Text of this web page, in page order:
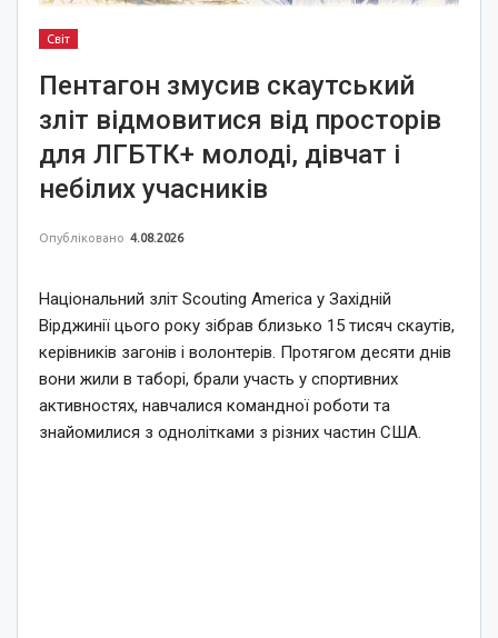
Світ
Пентагон змусив скаутський
зліт відмовитися від просторів
для ЛГБТК+ молоді, дівчат і
небілих учасників
Опубліковано 4.08.2026
Національний зліт Scouting America у Західній
Вірджинії цього року зібрав близько 15 тисяч скаутів,
керівників загонів і волонтерів. Протягом десяти днів
вони жили в таборі, брали участь у спортивних
активностях, навчалися командної роботи та
знайомилися з однолітками з різних частин США.